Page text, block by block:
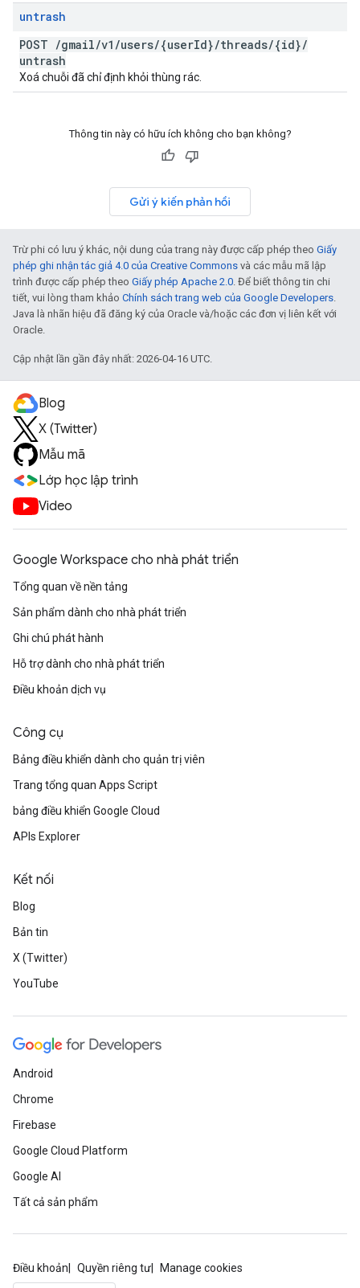
untrash
POST /gmail/v1 /users/{userId}/threads/{id}/
untrash
Xoá chuỗi đã chỉ định khỏi thùng rác.
Thông tin này có hữu ích không cho bạn không?
Gửi ý kiến phản hồi
Trừ phi có lưu ý khác, nội dung của trang này được cấp phép theo Giấy
phép ghi nhận tác giả 4.0 của Creative Commons và các mẫu mã lập
trình được cấp phép theo Giấy phép Apache 2.0. Để biết thông tin chi
tiết, vui lòng tham khảo Chính sách trang web của Google Developers.
Java là nhãn hiệu đã đăng ký của Oracle và/hoặc các đơn vị liên kết với
Oracle.
Cập nhật lần gần đây nhất: 2026-04-16 UTC.
Blog
X (Twitter)
Mẫu mã
Lớp học lập trình
Video
Google Workspace cho nhà phát triển
Tổng quan về nền tảng
Sản phẩm dành cho nhà phát triển
Ghi chú phát hành
Hỗ trợ dành cho nhà phát triển
Điều khoản dịch vụ
Công cụ
Bảng điều khiển dành cho quản trị viên
Trang tổng quan Apps Script
bảng điều khiển Google Cloud
APIs Explorer
Kết nối
Blog
Bản tin
X (Twitter)
YouTube
Android
Chrome
Firebase
Google Cloud Platform
Google AI
Tất cả sản phẩm
Điều khoản Quyền riêng tư Manage cookies